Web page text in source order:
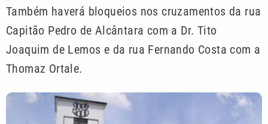
Também haverá bloqueios nos cruzamentos da rua
Capitão Pedro de Alcântara com a Dr. Tito
Joaquim de Lemos e da rua Fernando Costa com a
Thomaz Ortale.